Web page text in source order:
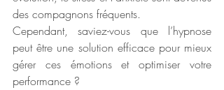
des compagnons fréquents.
Cependant, saviez-vous que l’hypnose
peut être une solution efficace pour mieux
gérer ces émotions et optimiser votre
performance ?